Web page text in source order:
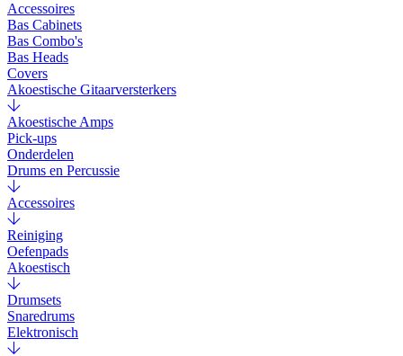
Accessoires
Bas Cabinets
Bas Combo's
Bas Heads
Covers
Akoestische Gitaarversterkers
Akoestische Amps
Pick-ups
Onderdelen
Drums en Percussie
Accessoires
Reiniging
Oefenpads
Akoestisch
Drumsets
Snaredrums
Elektronisch